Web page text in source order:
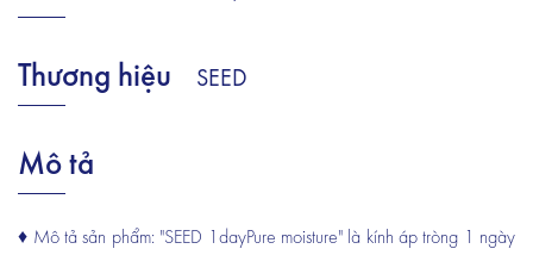
Thương hiệu SEED
Mô tả
♦ Mô tả sản phẩm: "SEED 1dayPure moisture" là kính áp tròng 1 ngày